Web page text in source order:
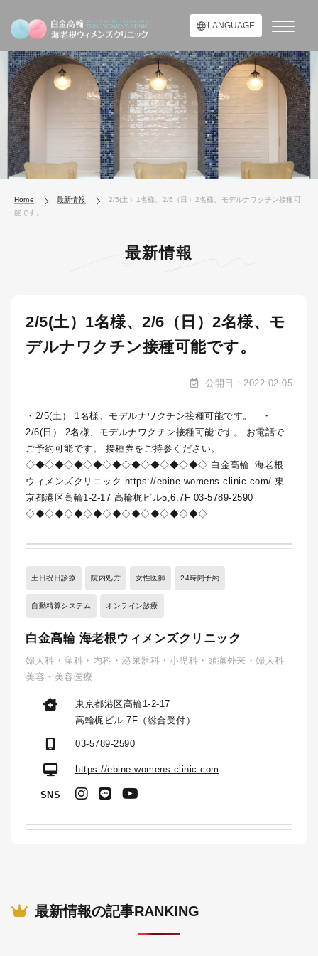
LANGUAGE
Home 最新情報
2/5(土）1名様、2/6（日）2名様、モデルナワクチン接種可
能です。
最新情報
2/5(土）1名様、2/6（日）2名様、モ
デルナワクチン接種可能です。
公開日：2022.02.05
・2/5(土） 1名様、モデルナワクチン接種可能です。 ・
2/6(日） 2名様、モデルナワクチン接種可能です。 お電話で
ご予約可能です。 接種券をご持参ください。
◇◆◇◆◇◆◇◆◇◆◇◆◇◆◇◆◇◆◇ 白金高輪 海老根
ウィメンズクリニック https://ebine-womens-clinic.com/ 東
京都港区高輪1-2-17 高輪梶ビル5,6,7F 03-5789-2590
◇◆◇◆◇◆◇◆◇◆◇◆◇◆◇◆◇◆◇
土日祝日診療 院内処方 女性医師 24時間予約
自動精算システム オンライン診療
白金高輪 海老根ウィメンズクリニック
婦人科・産科・内科・泌尿器科・小児科・頭痛外来・婦人科
美容・美容医療
東京都港区高輪1-2-17
高輪梶ビル 7F（総合受付）
03-5789-2590
https://ebine-womens-clinic.com
SNS
最新情報の記事RANKING